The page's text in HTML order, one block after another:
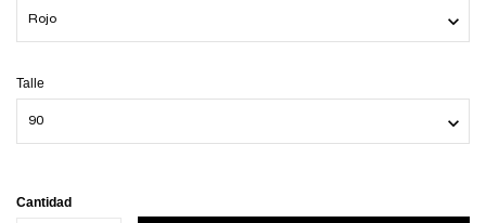
Talle
Cantidad